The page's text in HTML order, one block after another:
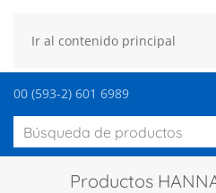
Ir al contenido principal
00 (593-2) 601 6989
Productos